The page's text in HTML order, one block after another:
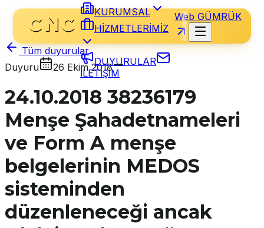
KURUMSAL
HİZMETLERİMİZ
DUYURULAR
İLETİŞİM
Web GÜMRÜK
Tüm duyurular
Duyuru
26 Ekim 2018
24.10.2018 38236179
Menşe Şahadetnameleri
ve Form A menşe
belgelerinin MEDOS
sisteminden
düzenleneceği ancak